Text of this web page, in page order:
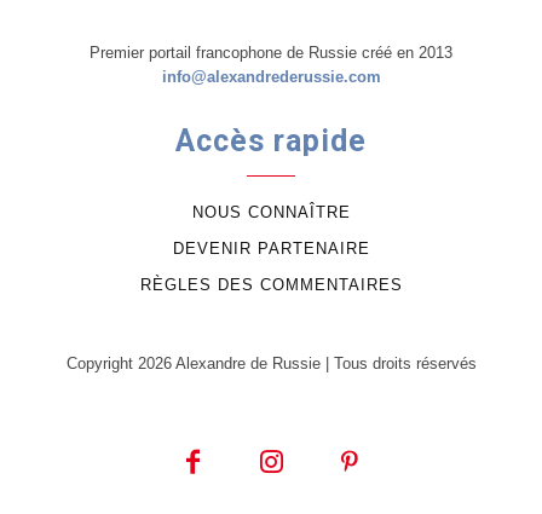
Premier portail francophone de Russie créé en 2013
info@alexandrederussie.com
Accès rapide
NOUS CONNAÎTRE
DEVENIR PARTENAIRE
RÈGLES DES COMMENTAIRES
Copyright 2026 Alexandre de Russie | Tous droits réservés